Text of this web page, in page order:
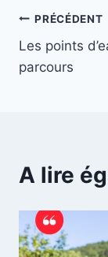
de
PRÉCÉDENT
Les points
parcours
A lire